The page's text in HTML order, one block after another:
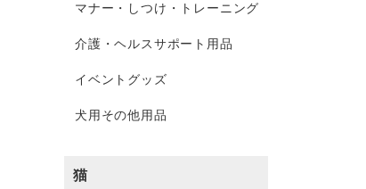
マナー・しつけ・トレーニング
介護・ヘルスサポート用品
イベントグッズ
犬用その他用品
猫